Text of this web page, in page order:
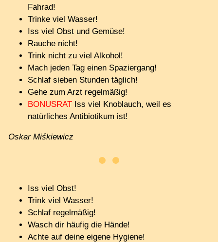
Fahrad!
Trinke viel Wasser!
Iss viel Obst und Gemüse!
Rauche nicht!
Trink nicht zu viel Alkohol!
Mach jeden Tag einen Spaziergang!
Schlaf sieben Stunden täglich!
Gehe zum Arzt regelmäßig!
BONUSRAT Iss viel Knoblauch, weil es
natürliches Antibiotikum ist!
Oskar Miśkiewicz
Iss viel Obst!
Trink viel Wasser!
Schlaf regelmäßig!
Wasch dir häufig die Hände!
Achte auf deine eigene Hygiene!